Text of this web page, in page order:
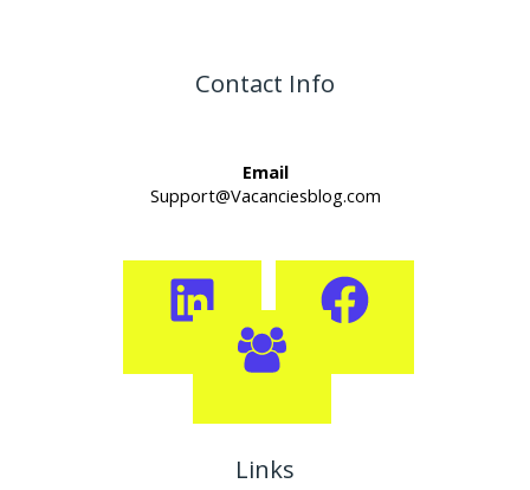
Contact Info
Email
Support@Vacanciesblog.com
Links